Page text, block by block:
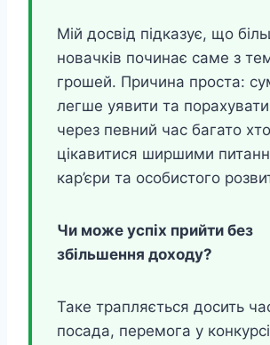
Мій досвід підказує, що
новачків починає саме з
грошей. Причина проста:
легше уявити та
через певний час багато
цікавитися ширшими
кар’єри та особистого
Чи може успіх прийти без
збільшення доходу?
Таке трапляється досить
посада, перемога у